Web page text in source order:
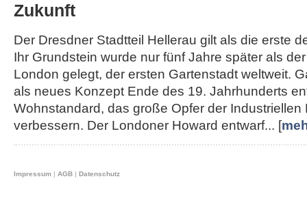
Zukunft
Der Dresdner Stadtteil Hellerau gilt als die erste
Ihr Grundstein wurde nur fünf Jahre später als
London gelegt, der ersten Gartenstadt weltweit.
als neues Konzept Ende des 19. Jahrhunderts
Wohnstandard, das große Opfer der Industriellen
verbessern. Der Londoner Howard entwarf... [
Impressum | AGB | Datenschutz